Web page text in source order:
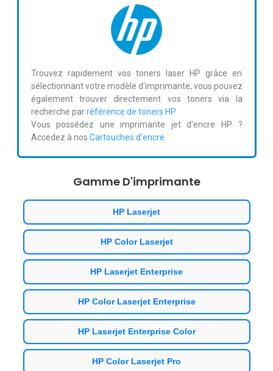
Trouvez rapidement vos toners laser HP grâce en
sélectionnant votre modèle d'imprimante, vous pouvez
également trouver directement vos toners via la
recherche parréférence de toners HP
Vous possédez une imprimante jet d'encre HP ?
Accedez à nos Cartouches d'encre
Gamme D'imprimante
HP Laserjet
HP Color Laserjet
HP Laserjet Enterprise
HP Color Laserjet Enterprise
HP Laserjet Enterprise Color
HP Color Laserjet Pro